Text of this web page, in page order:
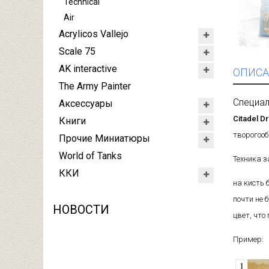
Air
Acrylicos Vallejo
Scale 75
AK interactive
The Army Painter
Аксессуары
Книги
Прочие Миниатюры
World of Tanks
ККИ
НОВОСТИ
Citadel
Техника
на кисть
почти не
цвет,
Пример: